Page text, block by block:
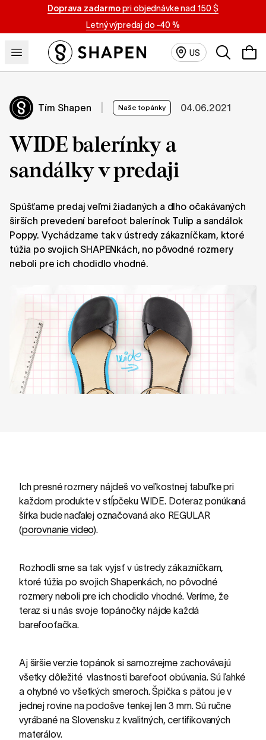
Doprava zadarmopri objednávke nad 150 $
Letný výpredaj do -40 %
US
Tím Shapen Naše topánky 04.06.2021
WIDE balerínky a
sandálky v predaji
Spúšťame predaj veľmi žiadaných a dlho očakávaných
širších prevedení barefoot balerínok Tulip a sandálok
Poppy. Vychádzame tak v ústredy zákazníčkam, ktoré
túžia po svojich SHAPENkách, no pôvodné rozmery
neboli pre ich chodidlo vhodné.
Ich presné rozmery nájdeš vo veľkostnej tabuľke pri
každom produkte v stĺpčeku WIDE. Doteraz ponúkaná
šírka bude naďalej označovaná ako REGULAR
(porovnanie video).
Rozhodli sme sa tak vyjsť v ústredy zákazníčkam,
ktoré túžia po svojich Shapenkách, no pôvodné
rozmery neboli pre ich chodidlo vhodné. Veríme, že
teraz si u nás svoje topánočky nájde každá
barefooťačka.
Aj širšie verzie topánok si samozrejme zachovávajú
všetky dôležitévlastnosti barefoot obúvania. Sú ľahké
a ohybné vo všetkých smeroch. Špička s pätou je v
jednej rovine napodošve tenkej len 3 mm. Sú ručne
vyrábané na Slovensku z kvalitných, certifikovaných
materálov.